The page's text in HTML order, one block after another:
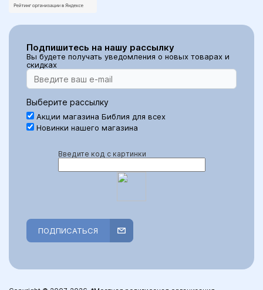
Подпишитесь на нашу рассылку
Вы будете получать уведомления о новых товарах и
скидках
Выберите рассылку
Акции магазина Библия для всех
Новинки нашего магазина
Введите код с картинки
ПОДПИСАТЬСЯ